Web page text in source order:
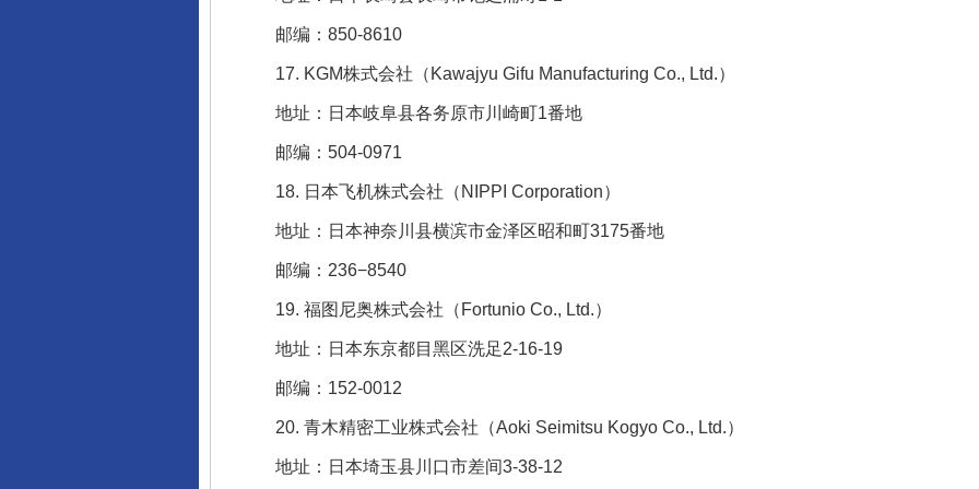
邮编：850-8610
17. KGM株式会社（Kawajyu Gifu Manufacturing Co., Ltd.）
地址：日本岐阜县各务原市川崎町1番地
邮编：504-0971
18. 日本飞机株式会社（NIPPI Corporation）
地址：日本神奈川县横滨市金泽区昭和町3175番地
邮编：236−8540
19. 福图尼奥株式会社（Fortunio Co., Ltd.）
地址：日本东京都目黑区洗足2-16-19
邮编：152-0012
20. 青木精密工业株式会社（Aoki Seimitsu Kogyo Co., Ltd.）
地址：日本埼玉县川口市差间3-38-12
这是一记警钟！ 谢谢有你温暖了四季
在谋一域中谋全局